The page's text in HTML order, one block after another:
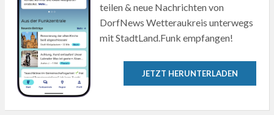
teilen & neue Nachrichten von
DorfNews Wetteraukreis unterwegs
mit StadtLand.Funk empfangen!
JETZT HERUNTERLADEN